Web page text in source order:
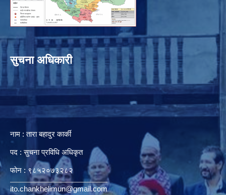
सुचना अधिकारी
नाम : तारा बहादुर कार्की
पद : सुचना प्रविधि अधिकृत
फोन : ९८५२०७३२८२
ito.chankhelimun@gmail.com